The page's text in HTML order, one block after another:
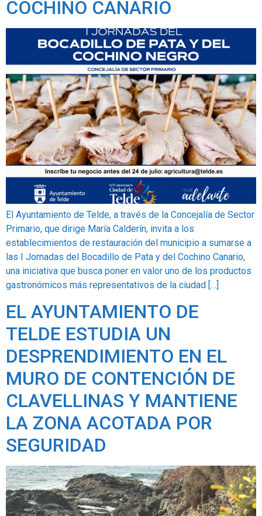
COCHINO CANARIO
El Ayuntamiento de Telde, a través de la Concejalía de Sector
Primario, que dirige María Calderín, invita a los
establecimientos de restauración del municipio a sumarse a
las I Jornadas del Bocadillo de Pata y del Cochino Canario,
una iniciativa que busca poner en valor uno de los productos
gastronómicos más representativos de la ciudad […]
EL AYUNTAMIENTO DE
TELDE ESTUDIA UN
DESPRENDIMIENTO EN EL
MURO DE CONTENCIÓN DE
CLAVELLINAS Y MANTIENE
LA ZONA ACOTADA POR
SEGURIDAD